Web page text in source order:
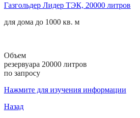
Газгольдер Лидер ТЭК, 20000 литров
для дома до 1000 кв. м
Объем
резервуара 20000 литров
по запросу
Нажмите для изучения информации
Назад